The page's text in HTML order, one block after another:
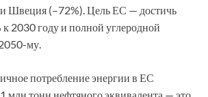
Швеция (–72%). Цель ЕС — достичь
2030 году и полной углеродной
му.
потребление энергии в ЕС